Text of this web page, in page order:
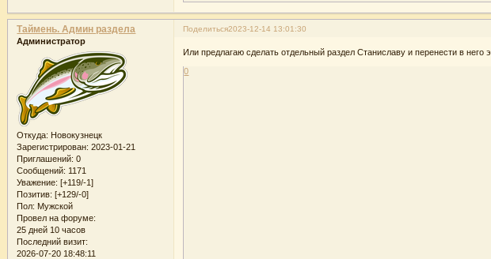
Поделиться2023-12-14 13:01:30
Таймень. Админ раздела
Администратор
Откуда: Новокузнецк
Зарегистрирован: 2023-01-21
Приглашений: 0
Сообщений: 1171
Уважение: [+119/-1]
Позитив: [+129/-0]
Пол: Мужской
Провел на форуме:
25 дней 10 часов
Последний визит:
2026-07-20 18:48:11
Или предлагаю сделать отдельный раздел Станиславу и перенести в
0